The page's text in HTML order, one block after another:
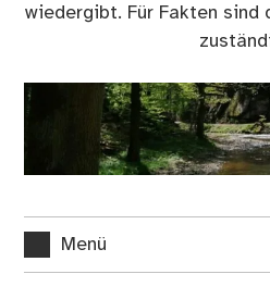
wiedergibt. Für Fakten sind
Menü